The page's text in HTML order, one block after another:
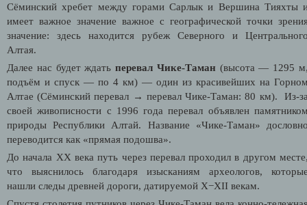
Сёминский хребет между горами Сарлык и Вершина Тияхты
имеет важное значение важное с географической точки
значение: здесь находится рубеж Северного и
Алтая.
Далее нас будет ждатьперевал Чике-Таман (высота — 1295
подъём и спуск — по 4 км) — один из красивейших на
Алтае (Сёминский перевал → перевал Чике-Таман: 80 км). Из-
своей живописности с 1996 года перевал объявлен
природы Республики Алтай. Название «Чике-Таман»
переводится как «прямая подошва».
До начала XX века путь через перевал проходил в другом
что выяснилось благодаря изысканиям археологов,
нашли следы древней дороги, датируемой X−XII векам.